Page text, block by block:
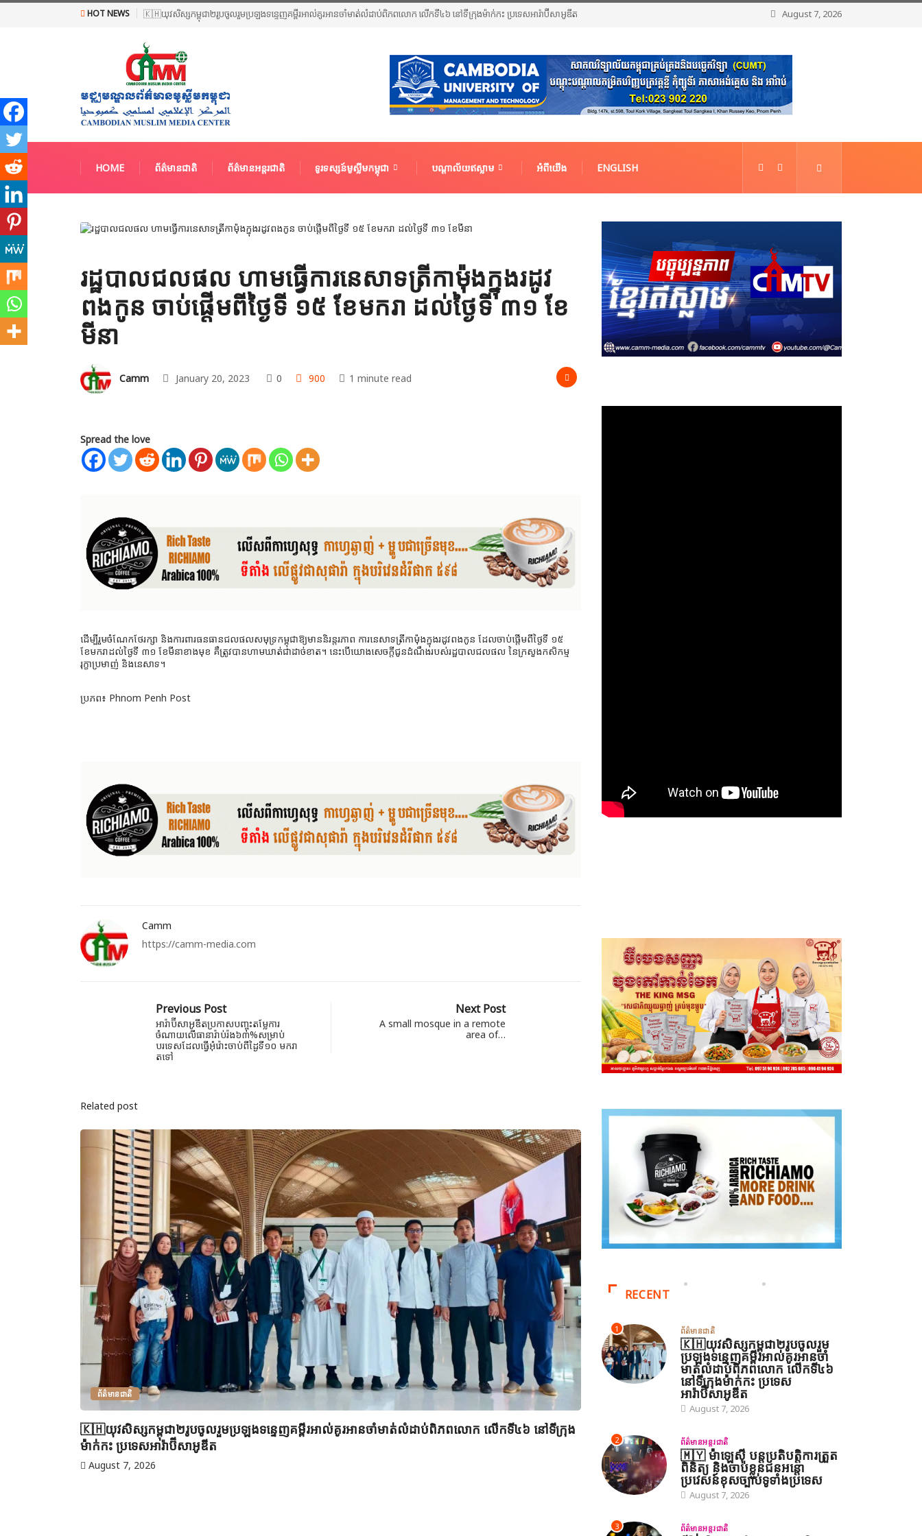
HOT NEWS 🇰🇭យុវសិស្សកម្ពុជា២រូបចូលរួមប្រឡងទន្ទេញគម្ពីរអាល់គូរអានចាំមាត់លំដាប់ពិភពលោក លើកទី៤៦ នៅទីក្រុងម៉ាក់កះ ប្រទេសអារ៉ាប៊ីសាអូឌីត August 7, 2026
HOME ព័ត៌មានជាតិ ព័ត៌មានអន្តរជាតិ ទូរទស្សន៍មូស្លីមកម្ពុជា បណ្តាល័យឥស្លាម អំពីយើង ENGLISH
រដ្ឋបាលជលផល ហាមធ្វើការនេសា​ទ​ត្រី​កាម៉ុង​ក្នុង​រដូវ​
ពង​កូន ​ចាប់​ផ្ដើម​ពីថ្ងៃទី​ ១៥​ ខែមក​រា ដល់​ថ្ងៃទី ៣​១ ខែ
មីនា​
Camm January 20, 2023 0 900 1 minute read
Spread the love
ដើម្បីរួម​ចំណែក​ថែរក្សា និង​ការពារ​ធន​ធាន​ជល​ផល​សមុទ្រ​កម្ពុជា​ឱ្យមាន​និរន្តរ​ភាព ការនេសា​ទ​ត្រី​កាម៉ុង​ក្នុង​រដូវ​ពង​កូន ដែល​ចាប់​ផ្ដើម​ពីថ្ងៃទី​ ១៥​
ខែមក​រាដល់​ថ្ងៃទី​ ៣​១ ខែមីនា​ខាងមុខ គឺ​ត្រូវបា​ន​​ហាមឃា​ត់​​ជាដាច់​ខា​ត។ នេះ​បើយោ​ងសេ​ចក្ដីជូន​ដំណឹង​រប​ស់​រដ្ឋបាល​ជលផ​ល​ នៃក្រសួង​កសិកម្ម​
រុក្ខា​ប្រមា​ញ់ និង​នេសាទ​។
ប្រភព៖ Phnom Penh Post
Camm
https://camm-media.com
Previous Post
អារ៉ាប៊ីសាអូឌីតប្រកាសបញ្ចុះតម្លែការ
ចំណាយលើធានារ៉ាប់រ៉ង៦៣%សម្រាប់
បរទេសដែលធ្វើអុំរ៉ោះចាប់ពីដ្ងៃទី១០ មករា
តទៅ
Next Post
A small mosque in a remote
area of…
Related post
ព័ត៌មានជាតិ
🇰🇭យុវសិស្សកម្ពុជា២រូបចូលរួមប្រឡងទន្ទេញគម្ពីរអាល់គូរអានចាំមាត់លំដាប់ពិភពលោក លើកទី៤៦ នៅទីក្រុង
ម៉ាក់កះ ប្រទេសអារ៉ាប៊ីសាអូឌីត
August 7, 2026
RECENT
1 ព័ត៌មានជាតិ
🇰🇭យុវសិស្សកម្ពុជា២រូបចូលរួម
ប្រឡងទន្ទេញគម្ពីរអាល់គូរអានចាំ
មាត់លំដាប់ពិភពលោក លើកទី៤៦
នៅទីក្រុងម៉ាក់កះ ប្រទេស
អារ៉ាប៊ីសាអូឌីត
August 7, 2026
2 ព័ត៌មានអន្តរជាតិ
🇲🇾 ម៉ាឡេស៊ី បន្តប្រតិបត្តិការត្រួត
ពិនិត្យ និងចាប់ខ្លួនជនអន្តោ
ប្រវេសន៍ខុសច្បាប់ទូទាំងប្រទេស
August 7, 2026
3 ព័ត៌មានអន្តរជាតិ